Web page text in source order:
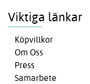
Viktiga länkar
Köpvillkor
Om Oss
Press
Samarbete